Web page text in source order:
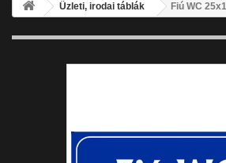
Üzleti, irodai táblák Fiú WC